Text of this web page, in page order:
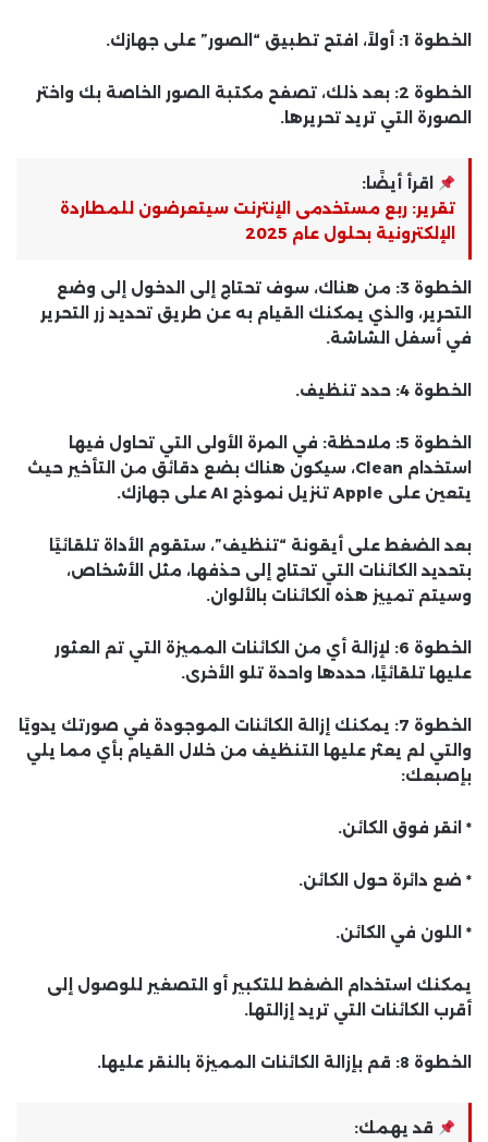
الخطوة 1: أولاً، افتح تطبيق “الصور” على جهازك.
الخطوة 2: بعد ذلك، تصفح مكتبة الصور الخاصة بك واختر
الصورة التي تريد تحريرها.
اقرأ أيضًا:
تقرير: ربع مستخدمى الإنترنت سيتعرضون للمطاردة
الإلكترونية بحلول عام 2025
الخطوة 3: من هناك، سوف تحتاج إلى الدخول إلى وضع
التحرير، والذي يمكنك القيام به عن طريق تحديد زر التحرير
في أسفل الشاشة.
الخطوة 4: حدد تنظيف.
الخطوة 5: ملاحظة: في المرة الأولى التي تحاول فيها
استخدام Clean، سيكون هناك بضع دقائق من التأخير حيث
يتعين على Apple تنزيل نموذج AI على جهازك.
بعد الضغط على أيقونة “تنظيف”، ستقوم الأداة تلقائيًا
بتحديد الكائنات التي تحتاج إلى حذفها، مثل الأشخاص،
وسيتم تمييز هذه الكائنات بالألوان.
الخطوة 6: لإزالة أي من الكائنات المميزة التي تم العثور
عليها تلقائيًا، حددها واحدة تلو الأخرى.
الخطوة 7: يمكنك إزالة الكائنات الموجودة في صورتك يدويًا
والتي لم يعثر عليها التنظيف من خلال القيام بأي مما يلي
بإصبعك:
* انقر فوق الكائن.
* ضع دائرة حول الكائن.
* اللون في الكائن.
يمكنك استخدام الضغط للتكبير أو التصغير للوصول إلى
أقرب الكائنات التي تريد إزالتها.
الخطوة 8: قم بإزالة الكائنات المميزة بالنقر عليها.
قد يهمك: